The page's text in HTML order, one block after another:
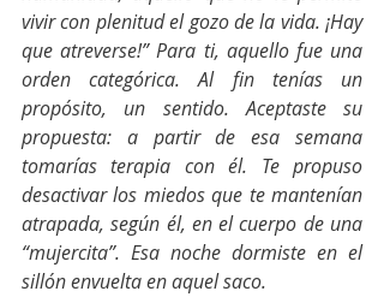
vivir con plenitud el gozo de la vida. ¡Hay
que atreverse!” Para ti, aquello fue una
orden categórica. Al fin tenías un
propósito, un sentido. Aceptaste su
propuesta: a partir de esa semana
tomarías terapia con él. Te propuso
desactivar los miedos que te mantenían
atrapada, según él, en el cuerpo de una
“mujercita”. Esa noche dormiste en el
sillón envuelta en aquel saco.